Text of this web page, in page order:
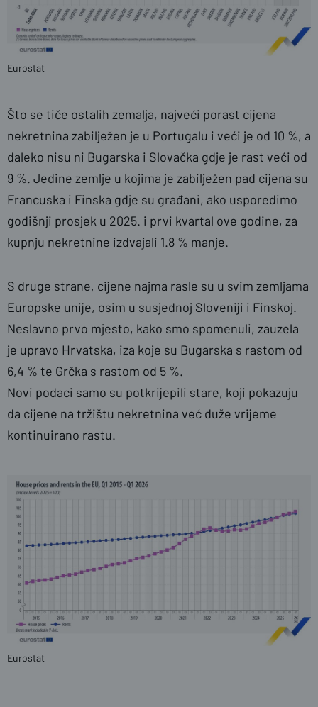
Eurostat
Što se tiče ostalih zemalja, najveći porast cijena
nekretnina zabilježen je u Portugalu i veći je od 10 %, a
daleko nisu ni Bugarska i Slovačka gdje je rast veći od
9 %. Jedine zemlje u kojima je zabilježen pad cijena su
Francuska i Finska gdje su građani, ako usporedimo
godišnji prosjek u 2025. i prvi kvartal ove godine, za
kupnju nekretnine izdvajali 1.8 % manje.
S druge strane, cijene najma rasle su u svim zemljama
Europske unije, osim u susjednoj Sloveniji i Finskoj.
Neslavno prvo mjesto, kako smo spomenuli, zauzela
je upravo Hrvatska, iza koje su Bugarska s rastom od
6,4 % te Grčka s rastom od 5 %.
Novi podaci samo su potkrijepili stare, koji pokazuju
da cijene na tržištu nekretnina već duže vrijeme
kontinuirano rastu.
Eurostat